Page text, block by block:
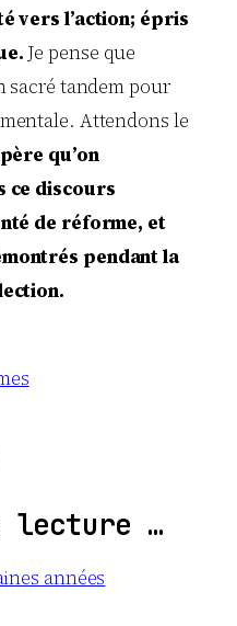
vers l’action; épris
Je pense que
sacré tandem pour
Attendons le
qu’on
ce discours
de réforme, et
pendant la
lecture …
années